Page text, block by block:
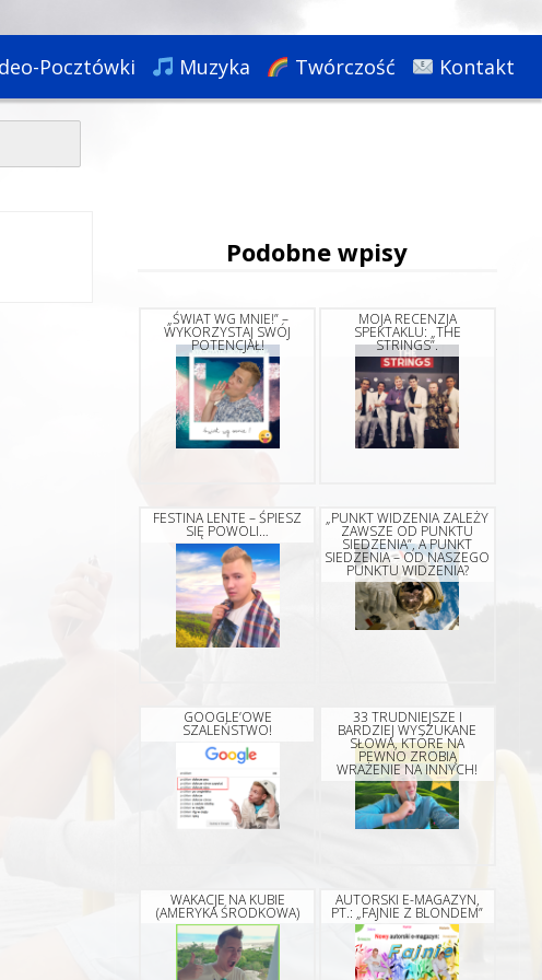
Pocztówki Muzyka Twórczość Kontakt
Podobne wpisy
„ŚWIAT WG MNIE!” –
WYKORZYSTAJ SWÓJ
POTENCJAŁ!
MOJA RECENZJA
SPEKTAKLU: „THE
STRINGS”.
FESTINA LENTE – ŚPIESZ
SIĘ POWOLI…
„PUNKT WIDZENIA ZALEŻY
ZAWSZE OD PUNKTU
SIEDZENIA”, A PUNKT
SIEDZENIA – OD NASZEGO
PUNKTU WIDZENIA?
GOOGLE’OWE
SZALEŃSTWO!
33 TRUDNIEJSZE I
BARDZIEJ WYSZUKANE
SŁOWA, KTÓRE NA
PEWNO ZROBIĄ
WRAŻENIE NA INNYCH!
WAKACJE NA KUBIE
(AMERYKA ŚRODKOWA)
AUTORSKI E-MAGAZYN,
PT.: „FAJNIE Z BLONDEM”